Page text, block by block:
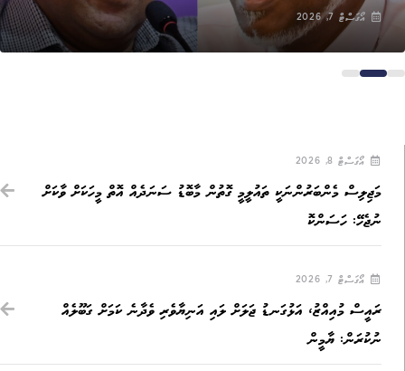
އޯގަސްޓް 7, 2026
އޯގަސްޓް 8, 2026
މަޖިލިސް މެންބަރުންނަކީ ތައުލީމީ ގޮތުން މާބޮޑު ސަނަދެއް އޮތް މީހަކަށް ވާކަށް
ނުޖެހޭ: ހަސަންކޮ
އޯގަސްޓް 7, 2026
ރައީސް މުއިއްޒު، އަޅުގަނޑު ޖަލަށް ލައި އަނިޔާވެރި ވެދާނެ ކަމަށް ގަބޫލެއް
ނުކުރަން: ޔާމީން